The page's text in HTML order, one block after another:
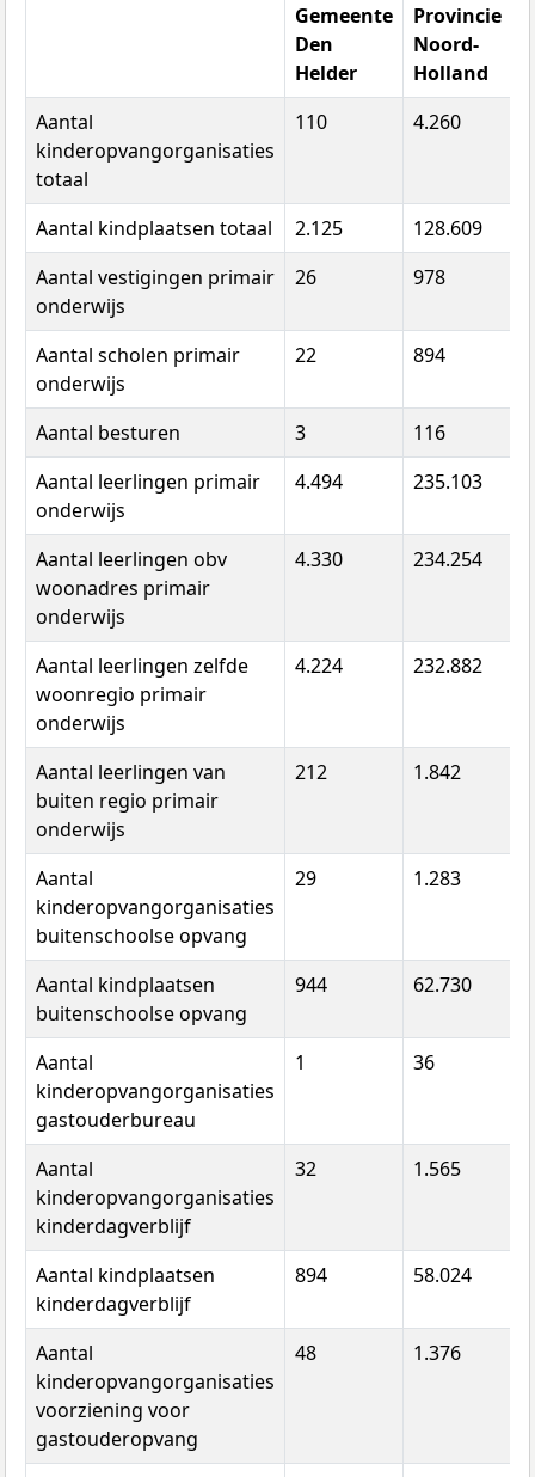
Gemeente
Den
Helder
Provincie
Noord-
Holland
Aantal
kinderopvangorganisaties
totaal
110 4.260
Aantal kindplaatsen totaal 2.125 128.609
Aantal vestigingen primair
onderwijs
26 978
Aantal scholen primair
onderwijs
22 894
Aantal besturen 3 116
Aantal leerlingen primair
onderwijs
4.494 235.103
Aantal leerlingen obv
woonadres primair
onderwijs
4.330 234.254
Aantal leerlingen zelfde
woonregio primair
onderwijs
4.224 232.882
Aantal leerlingen van
buiten regio primair
onderwijs
212 1.842
Aantal
kinderopvangorganisaties
buitenschoolse opvang
29 1.283
Aantal kindplaatsen
buitenschoolse opvang
944 62.730
Aantal
kinderopvangorganisaties
gastouderbureau
1 36
Aantal
kinderopvangorganisaties
kinderdagverblijf
32 1.565
Aantal kindplaatsen
kinderdagverblijf
894 58.024
Aantal
kinderopvangorganisaties
voorziening voor
gastouderopvang
48 1.376